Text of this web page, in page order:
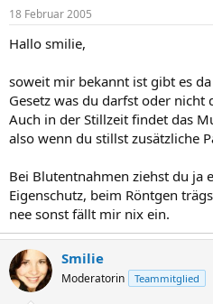
18 Februar 2005
Hallo smilie,
soweit mir bekannt ist gibt es
Gesetz was du darfst oder nicht
Auch in der Stillzeit findet das
also wenn du stillst zusätzliche
Bei Blutentnahmen ziehst du ja
Eigenschutz, beim Röntgen
nee sonst fällt mir nix ein.
Smilie
Moderatorin Teammitglied